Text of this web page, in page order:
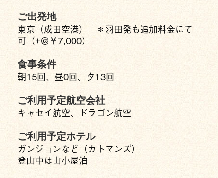
ご出発地
東京（成田空港） ＊羽田発も追加料金にて
可（+＠￥7,000）
食事条件
朝15回、昼0回、夕13回
ご利用予定航空会社
キャセイ航空、ドラゴン航空
ご利用予定ホテル
ガンジョンなど（カトマンズ）
登山中は山小屋泊